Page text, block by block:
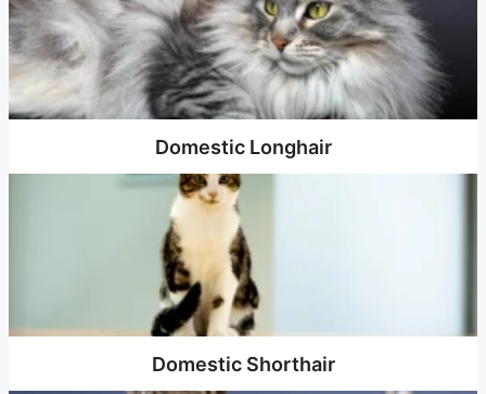
Domestic Longhair
Domestic Shorthair